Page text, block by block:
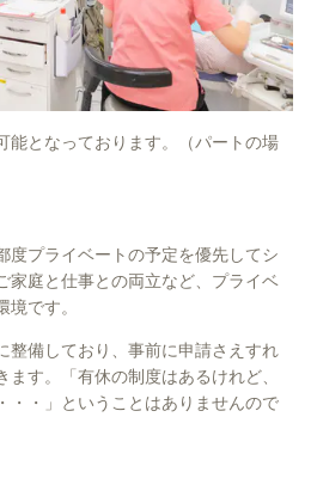
能となっております。（パートの場
度プライベートの予定を優先してシ
家庭と仕事との両立など、プライベ
です。
整備しており、事前に申請さえすれ
す。「有休の制度はあるけれど、
・・」ということはありませんので